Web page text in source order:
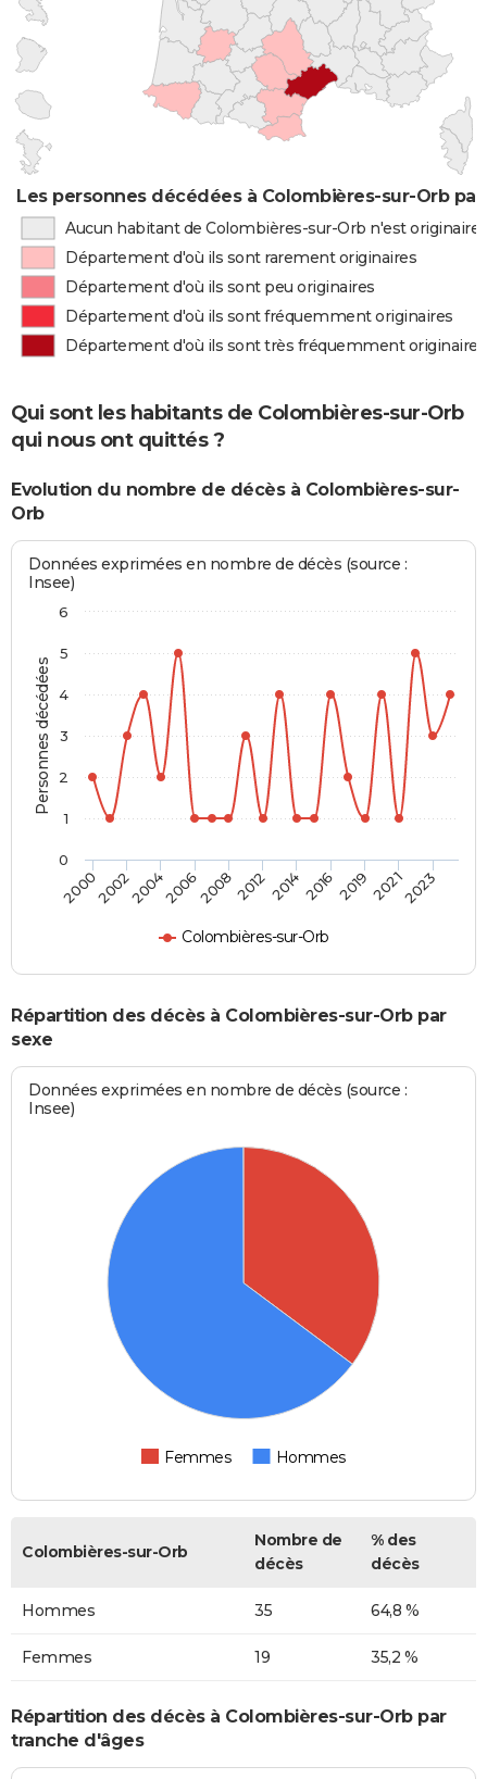
Les personnes décédées à Colombières-sur-Orb
Aucun habitant de Colombières-sur-Orb n'est
Département d'où ils sont rarement originaires
Département d'où ils sont peu originaires
Département d'où ils sont fréquemment originaires
Département d'où ils sont très fréquemment originaires
Qui sont les habitants de Colombières-sur-Orb
qui nous ont quittés ?
Evolution du nombre de décès à Colombières-sur-
Orb
Personnes décédées
Données exprimées en nombre de décès (source :
Insee)
Colombières-sur-Orb
20002002200420062008201220142016201920212023
0
1
2
3
4
5
6
Répartition des décès à Colombières-sur-Orb par
sexe
Données exprimées en nombre de décès (source :
Insee)
Femmes Hommes
Colombières-sur-Orb
Nombre de
décès
% des
décès
Hommes 35 64,8 %
Femmes 19 35,2 %
Répartition des décès à Colombières-sur-Orb par
tranche d'âges